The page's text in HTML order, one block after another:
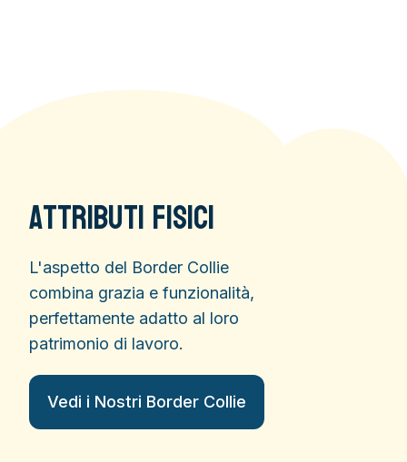
Attributi Fisici
L'aspetto del Border Collie
combina grazia e funzionalità,
perfettamente adatto al loro
patrimonio di lavoro.
Vedi i Nostri Border Collie